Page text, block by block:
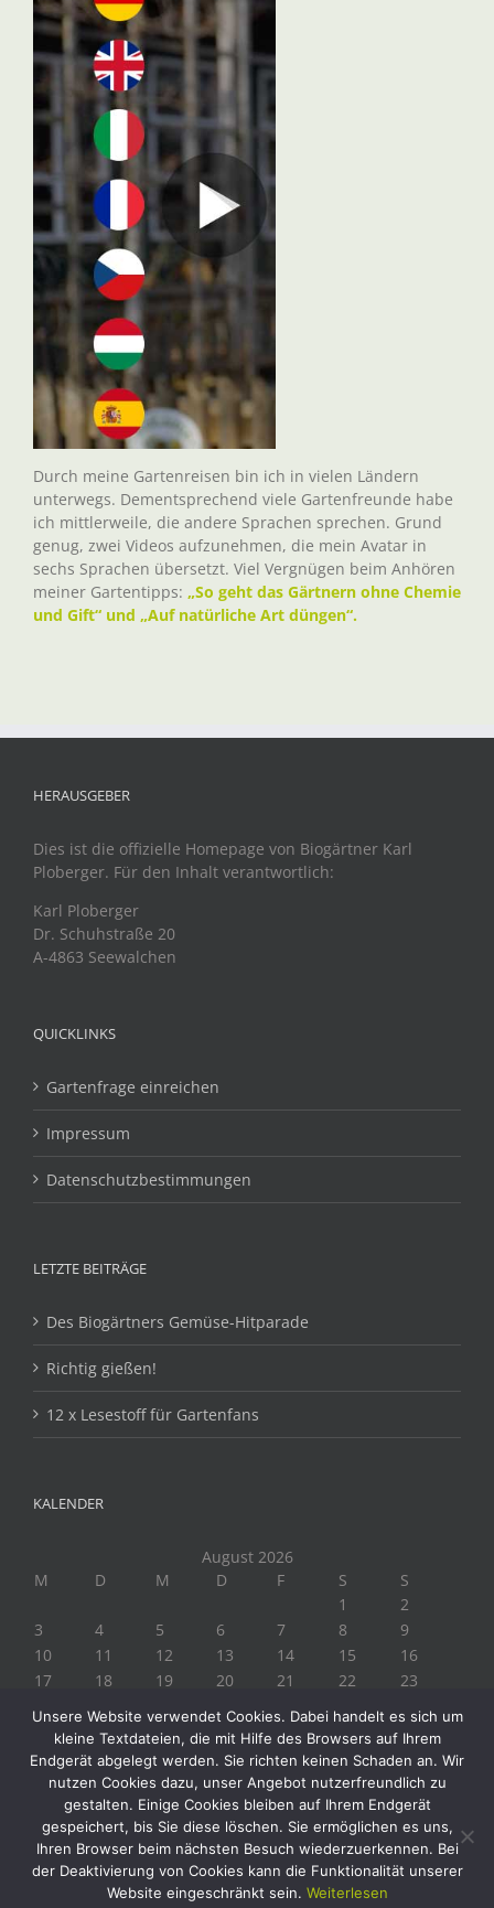
Durch meine Gartenreisen bin ich in vielen Ländern
unterwegs. Dementsprechend viele Gartenfreunde habe
ich mittlerweile, die andere Sprachen sprechen. Grund
genug, zwei Videos aufzunehmen, die mein Avatar in
sechs Sprachen übersetzt. Viel Vergnügen beim Anhören
meiner Gartentipps: „So geht das Gärtnern ohne Chemie
und Gift“ und „Auf natürliche Art düngen“.
HERAUSGEBER
Dies ist die offizielle Homepage von Biogärtner Karl
Ploberger. Für den Inhalt verantwortlich:
Karl Ploberger
Dr. Schuhstraße 20
A-4863 Seewalchen
QUICKLINKS
Gartenfrage einreichen
Impressum
Datenschutzbestimmungen
LETZTE BEITRÄGE
Des Biogärtners Gemüse-Hitparade
Richtig gießen!
12 x Lesestoff für Gartenfans
KALENDER
August 2026
M
D M D F S
S
1
2
3
4 5 6 7 8
9
10
11 12 13 14 15
16
17
18 19 20 21 22
23
« Juli
Copyright 2019 Biogärtner Ploberger | Alle Rechte vorbehalten
Unsere Website verwendet Cookies. Dabei handelt es sich um
kleine Textdateien, die mit Hilfe des Browsers auf Ihrem
Endgerät abgelegt werden. Sie richten keinen Schaden an. Wir
nutzen Cookies dazu, unser Angebot nutzerfreundlich zu
gestalten. Einige Cookies bleiben auf Ihrem Endgerät
gespeichert, bis Sie diese löschen. Sie ermöglichen es uns,
Ihren Browser beim nächsten Besuch wiederzuerkennen. Bei
der Deaktivierung von Cookies kann die Funktionalität unserer
Website eingeschränkt sein. Weiterlesen